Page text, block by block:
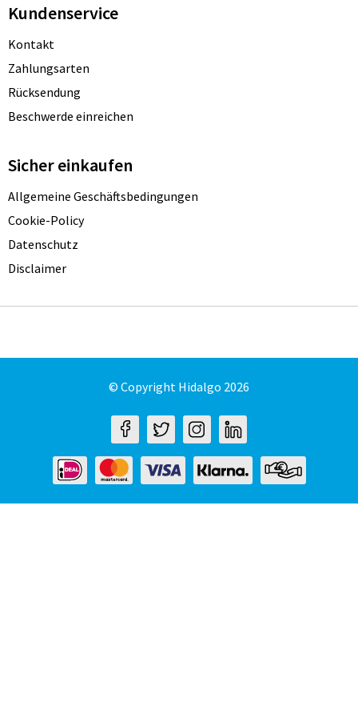
Kundenservice
Kontakt
Zahlungsarten
Rücksendung
Beschwerde einreichen
Sicher einkaufen
Allgemeine Geschäftsbedingungen
Cookie-Policy
Datenschutz
Disclaimer
© Copyright Hidalgo 2026